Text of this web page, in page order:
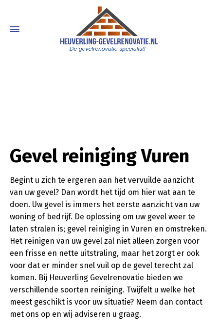
Gevel reiniging Vuren
Begint u zich te ergeren aan het vervuilde aanzicht
van uw gevel? Dan wordt het tijd om hier wat aan te
doen. Uw gevel is immers het eerste aanzicht van uw
woning of bedrijf. De oplossing om uw gevel weer te
laten stralen is; gevel reiniging in Vuren en omstreken.
Het reinigen van uw gevel zal niet alleen zorgen voor
een frisse en nette uitstraling, maar het zorgt er ook
voor dat er minder snel vuil op de gevel terecht zal
komen. Bij Heuverling Gevelrenovatie bieden we
verschillende soorten reiniging. Twijfelt u welke het
meest geschikt is voor uw situatie? Neem dan contact
met ons op en wij adviseren u graag.